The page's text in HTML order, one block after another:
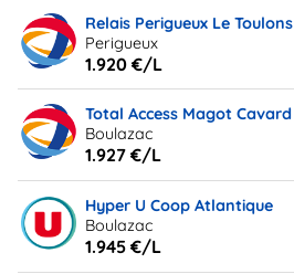
Relais Perigueux Le Toulons
Perigueux
1.920 €/L
Total Access Magot Cavard
Boulazac
1.927 €/L
Hyper U Coop Atlantique
Boulazac
1.945 €/L